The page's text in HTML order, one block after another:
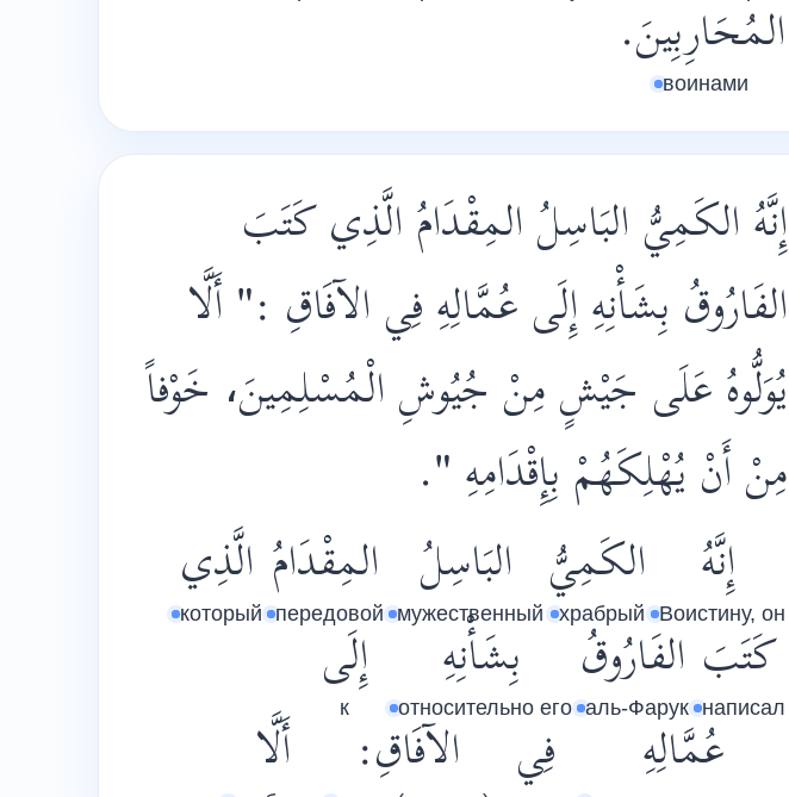
المُحَارِبِينَ.
воинами
إِنَّهُ الكَمِيُّ البَاسِلُ المِقْدَامُ الَّذِي كَتَبَ
الفَارُوقُ بِشَأْنِهِ إِلَى عُمَّالِهِ فِي الآفَاقِ :" أَلَّا
يُوَلُّوهُ عَلَى جَيْشٍ مِنْ جُيُوشِ الْمُسْلِمِينَ، خَوْفاً
مِنْ أَنْ يُهْلِكَهُمْ بِإِقْدَامِهِ ".
إِنَّهُ
Воистину, он
الكَمِيُّ
храбрый
البَاسِلُ
мужественный
المِقْدَامُ
передовой
الَّذِي
который
كَتَبَ
написал
الفَارُوقُ
аль-Фарук
بِشَأْنِهِ
относительно его
إِلَى
к
عُمَّالِهِ فِي الآفَاقِ: أَلَّا